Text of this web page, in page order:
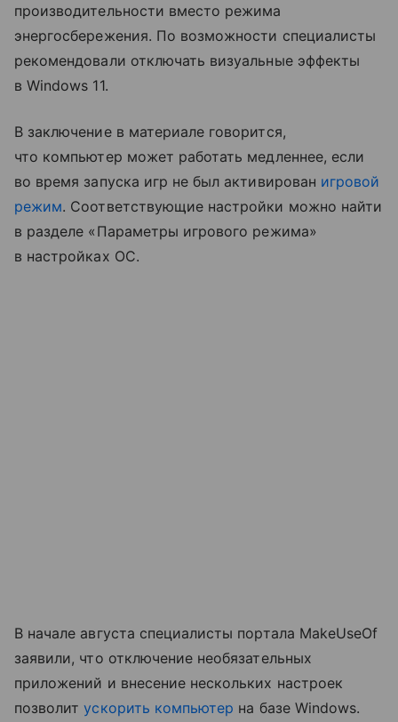
производительности вместо режима
энергосбережения. По возможности специалисты
рекомендовали отключать визуальные эффекты
в Windows 11.
В заключение в материале говорится,
что компьютер может работать медленнее, если
во время запуска игр не был активирован игровой
режим. Соответствующие настройки можно найти
в разделе «Параметры игрового режима»
в настройках ОС.
В начале августа специалисты портала MakeUseOf
заявили, что отключение необязательных
приложений и внесение нескольких настроек
позволитускорить компьютер на базе Windows.